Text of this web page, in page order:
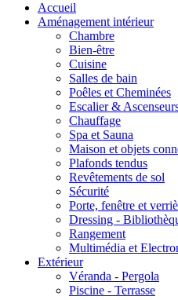
Accueil
Aménagement intérieur
Chambre
Bien-être
Cuisine
Salles de bain
Poêles et Cheminées
Escalier &
Chauffage
Spa et Sauna
Maison et objets
Plafonds tendus
Revêtements de sol
Sécurité
Porte, fenêtre et
Dressing -
Rangement
Multimédia et
Extérieur
Véranda - Pergola
Piscine - Terrasse